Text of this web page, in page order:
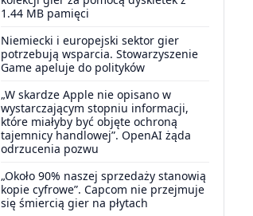
1.44 MB pamięci
Niemiecki i europejski sektor gier
potrzebują wsparcia. Stowarzyszenie
Game apeluje do polityków
„W skardze Apple nie opisano w
wystarczającym stopniu informacji,
które miałyby być objęte ochroną
tajemnicy handlowej”. OpenAI żąda
odrzucenia pozwu
„Około 90% naszej sprzedaży stanowią
kopie cyfrowe”. Capcom nie przejmuje
się śmiercią gier na płytach